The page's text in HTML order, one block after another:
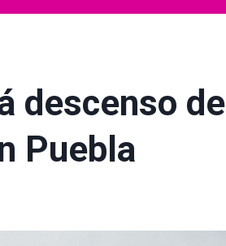
descenso de
Puebla